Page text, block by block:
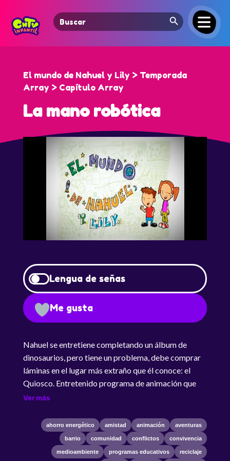
Search
for:
Search Button
El mundo de Nahuel y Lily > Temporada
Array > Capítulo Array
La mano robótica
Lengua de señas
Me gusta
Nahuel se entretiene completando un álbum de
dinosaurios, pero tiene un problema, debe comprar
láminas en el lugar más extraño que él conoce: el
Quiosco. Entretenido programa de animación que
muestra las aventuras de dos niños muy amigos,
viven atractivas aventuras en su barrio, donde
descubren peculiares personajes, actividades y
cosas muy entretenidas del mundo que los rodea. En
Ver más
ahorro energético amistad animación aventuras
barrio comunidad conflictos convivencia
medioambiente programas educativos reciclaje